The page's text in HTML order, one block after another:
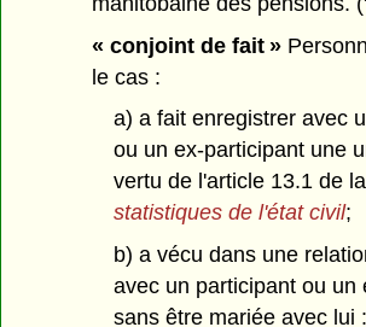
« conjoint de fait »
le cas :
a) a fait enregistrer avec
ou un ex-participant une
vertu de l'article 13.1 de la
statistiques de l'état civil;
b) a vécu dans une
avec un participant ou un
sans être mariée avec lui :